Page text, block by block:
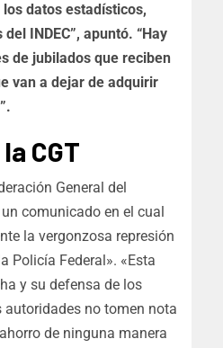
datos estadísticos,
INDEC”, apuntó. “Hay
de jubilados que reciben
van a dejar de adquirir
CGT
General del
comunicado en el cual
la vergonzosa represión
Policía Federal». «Esta
y su defensa de los
no tomen nota
de ninguna manera